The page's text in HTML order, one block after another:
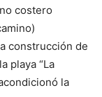
costero
construcción de
playa “La
la